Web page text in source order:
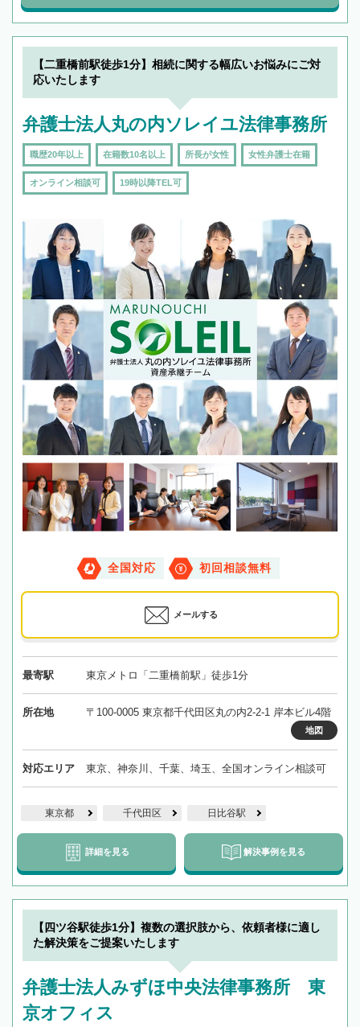
【二重橋前駅徒歩1分】相続に関する幅広いお悩みにご対
応いたします
弁護士法人丸の内ソレイユ法律事務所
職歴20年以上 在籍数10名以上 所長が女性 女性弁護士在籍
オンライン相談可 19時以降TEL可
全国対応 初回相談無料
メールする
最寄駅 東京メトロ「二重橋前駅」徒歩1分
所在地 〒100-0005 東京都千代田区丸の内2-2-1 岸本ビル4階
地図
対応エリア 東京、神奈川、千葉、埼玉、全国オンライン相談可
東京都 千代田区 日比谷駅
詳細を見る 解決事例を見る
【四ツ谷駅徒歩1分】複数の選択肢から、依頼者様に適し
た解決策をご提案いたします
弁護士法人みずほ中央法律事務所 東
京オフィス